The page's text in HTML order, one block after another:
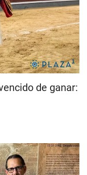
de ganar: